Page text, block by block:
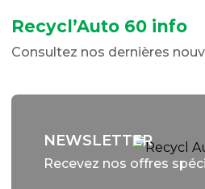
Recycl’Auto 60 info
Consultez nos dernières
NEWSLETTER
Recevez nos offres